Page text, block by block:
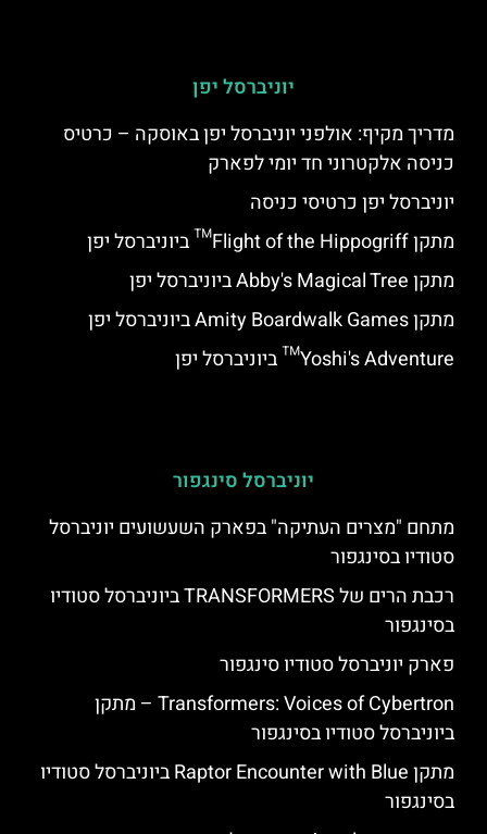
יוניברסל יפן
מדריך מקיף: אולפני יוניברסל יפן באוסקה – כרטיס
כניסה אלקטרוני חד יומי לפארק
יוניברסל יפן כרטיסי כניסה
מתקן Flight of the Hippogriff™ ביוניברסל יפן
מתקן Abby's Magical Tree ביוניברסל יפן
מתקן Amity Boardwalk Games ביוניברסל יפן
Yoshi's Adventure™ ביוניברסל יפן
יוניברסל סינגפור
מתחם "מצרים העתיקה" בפארק השעשועים יוניברסל
סטודיו בסינגפור
רכבת הרים של TRANSFORMERS ביוניברסל סטודיו
בסינגפור
פארק יוניברסל סטודיו סינגפור
Transformers: Voices of Cybertron – מתקן
ביוניברסל סטודיו בסינגפור
מתקן Raptor Encounter with Blue ביוניברסל סטודיו
בסינגפור